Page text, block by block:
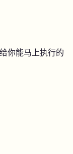
你能马上执行的